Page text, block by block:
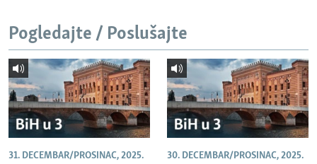
NASTANAK I RASPAD JUGOSLAVIJE
Pogledajte / Poslušajte
31. DECEMBAR/PROSINAC, 2025. 30. DECEMBAR/PROSINAC, 2025.